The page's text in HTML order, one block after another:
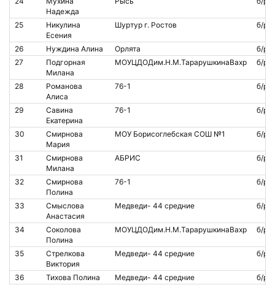
Надежда
25
Никулина
Есения
Шуртур г. Ростов б/р
26 Нуждина Алина Орлята
б/р
27
Подгорная
Милана
МОУЦДОДим.Н.М.ТарарушкинаВахр б/р
28
Романова
Алиса
76-1 б/р
29
Савина
Екатерина
76-1 б/р
30
Смирнова
Мария
МОУ Борисоглебская СОШ №1 б/р
31
Смирнова
Милана
АБРИС б/р
32
Смирнова
Полина
76-1 б/р
33
Смыслова
Анастасия
Медведи- 44 средние б/р
34
Соколова
Полина
МОУЦДОДим.Н.М.ТарарушкинаВахр б/р
35
Стрелкова
Виктория
Медведи- 44 средние б/р
36 Тихова Полина Медведи- 44 средние
б/р